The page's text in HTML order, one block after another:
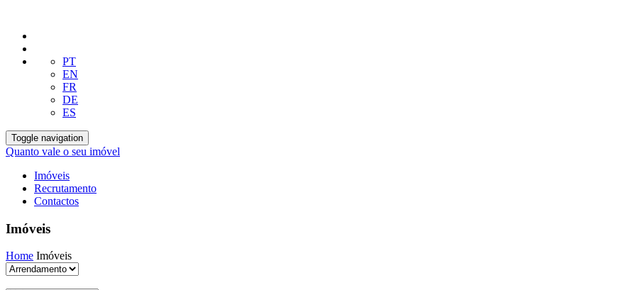
PT
EN
FR
DE
ES
Toggle navigation
Quanto vale o seu imóvel
Imóveis
Recrutamento
Contactos
Imóveis
Home Imóveis